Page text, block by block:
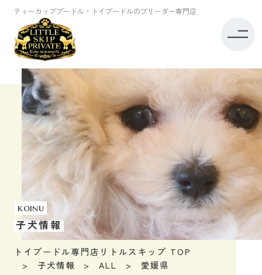
ティーカッププードル・トイプードルのブリーダー専門店
koinu
子犬情報
トイプードル専門店リトルスキップ TOP
子犬情報
ALL 愛媛県